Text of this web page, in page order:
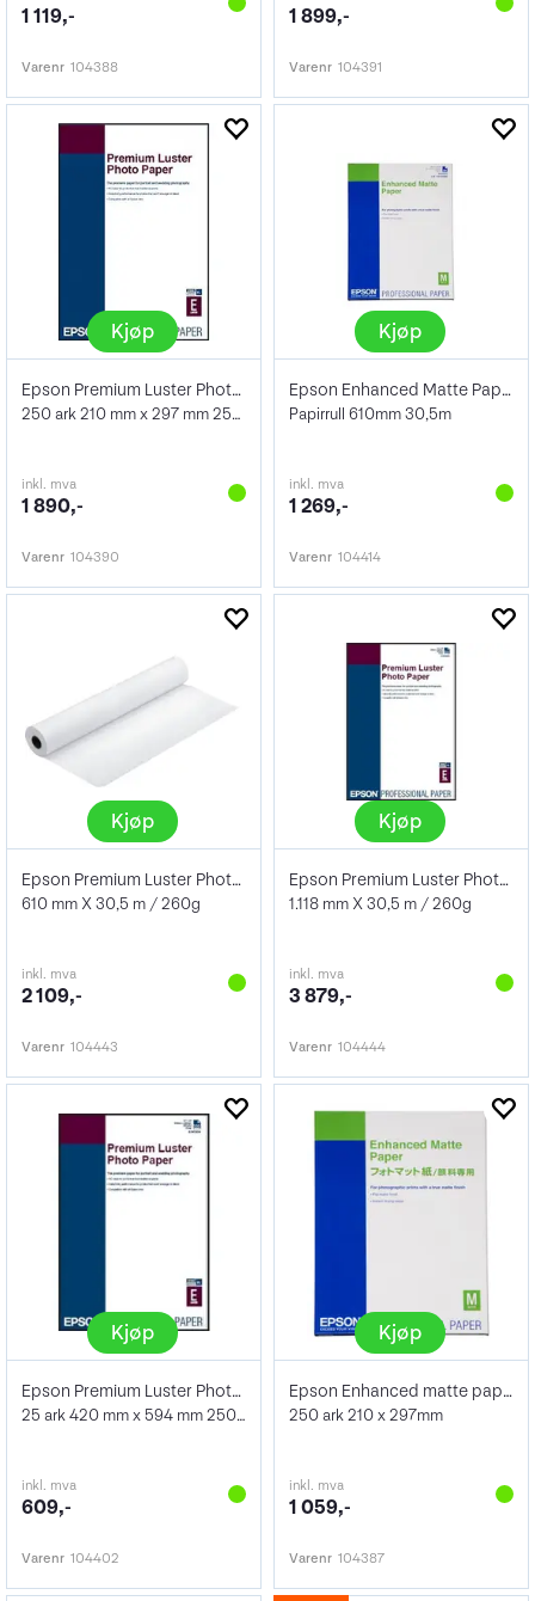
1 119,-
Varenr 104388
1 899,-
Varenr 104391
Kjøp
Epson Premium Luster Photo Paper A4 250s
250 ark 210 mm x 297 mm 250 g/m²
inkl. mva
1 890,-
Varenr 104390
Kjøp
Epson Enhanced Matte Paper 24" 189g
Papirrull 610mm 30,5m
inkl. mva
1 269,-
Varenr 104414
Kjøp
Epson Premium Luster Photo Paper 24"
610 mm X 30,5 m / 260g
inkl. mva
2 109,-
Varenr 104443
Kjøp
Epson Premium Luster Photo Paper 44"
1.118 mm X 30,5 m / 260g
inkl. mva
3 879,-
Varenr 104444
Kjøp
Epson Premium Luster Photo Paper A2 25s
25 ark 420 mm x 594 mm 250 g/m²
inkl. mva
609,-
Varenr 104402
Kjøp
Epson Enhanced matte paper A4 250 192g
250 ark 210 x 297mm
inkl. mva
1 059,-
Varenr 104387